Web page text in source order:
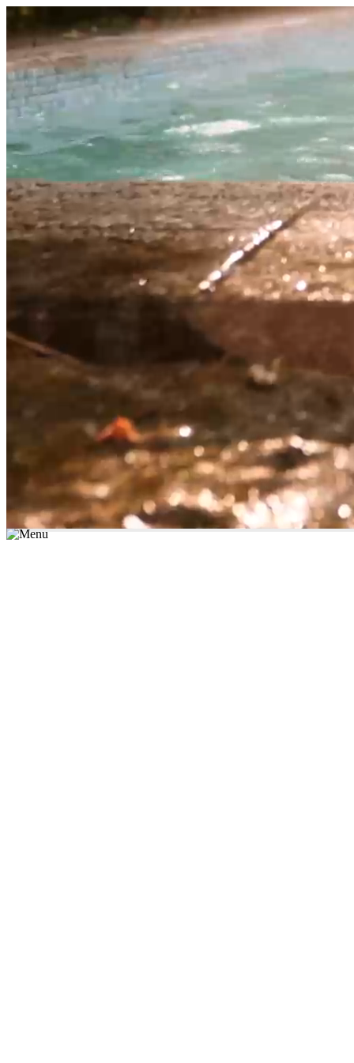
היום לומדים
משהו חדש.
מצאו מורה
הצטרפות מורים פרטיים
שירות לקוחות
משרות פתוחות
התחברות
כל הזכויות שמורות 2026 © Lessoons
חיפוש
*יש לבחור נושא לימוד / עיר מהרשימה שבשדה החיפוש
הצטרפות מורים פרטיים התחברות מצא מורה
הצטרפות מורים פרטיים התחברות מצא מורה